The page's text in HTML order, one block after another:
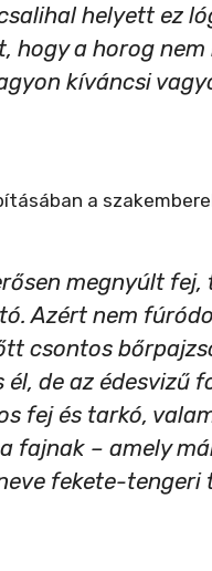
helyett ez
hogy a horog
kíváncsi
a
megnyúlt
Azért nem
csontos
de az édesvizű
fej és tarkó,
fajnak – amely
fekete-tengeri